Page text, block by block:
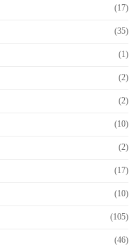
(17)
(35)
(1)
(2)
(2)
(10)
(2)
(17)
(10)
(105)
(46)